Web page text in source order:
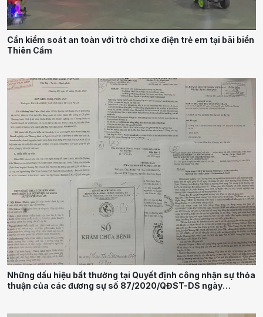
Cần kiểm soát an toàn với trò chơi xe điện trẻ em tại bãi biển
Thiên Cầm
Những dấu hiệu bất thường tại Quyết định công nhận sự thỏa
thuận của các đương sự số 87/2020/QĐST-DS ngày